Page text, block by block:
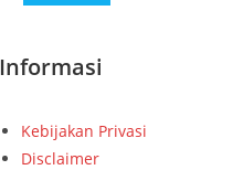
Informasi
Kebijakan Privasi
Disclaimer